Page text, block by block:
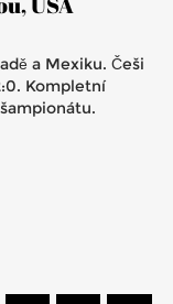
a Mexiku. Češi
Kompletní